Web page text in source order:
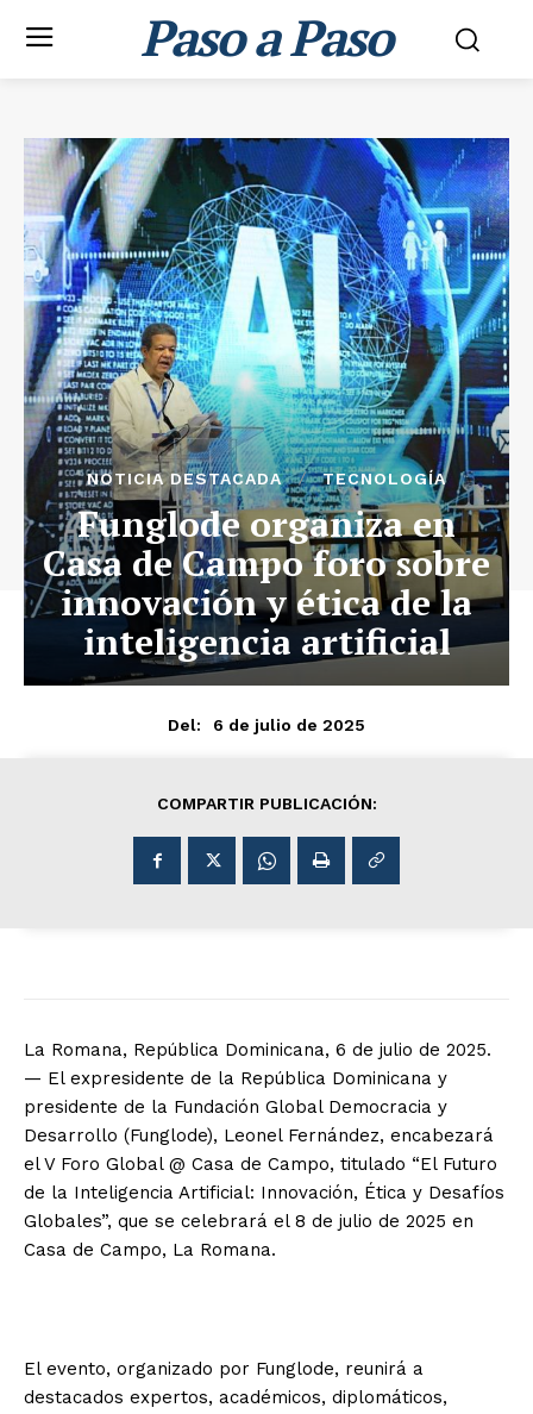
Paso a Paso
NOTICIA DESTACADA TECNOLOGÍA
Funglode organiza en
Casa de Campo foro sobre
innovación y ética de la
inteligencia artificial
Del: 6 de julio de 2025
COMPARTIR PUBLICACIÓN:
La Romana, República Dominicana, 6 de julio de 2025.
— El expresidente de la República Dominicana y
presidente de la Fundación Global Democracia y
Desarrollo (Funglode), Leonel Fernández, encabezará
el V Foro Global @ Casa de Campo, titulado “El Futuro
de la Inteligencia Artificial: Innovación, Ética y Desafíos
Globales”, que se celebrará el 8 de julio de 2025 en
Casa de Campo, La Romana.
El evento, organizado por Funglode, reunirá a
destacados expertos, académicos, diplomáticos,